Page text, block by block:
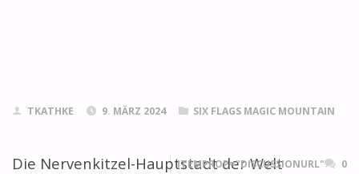
TKATHKE 9. MÄRZ 2024 SIX FLAGS MAGIC MOUNTAIN
Die Nervenkitzel-Hauptstadt der Welt
ITEMPROP="DISCUSSIONURL" 0